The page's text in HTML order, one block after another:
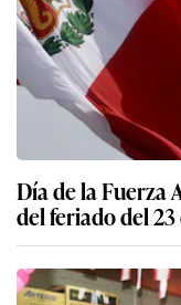
Día de la Fuerza
del feriado del